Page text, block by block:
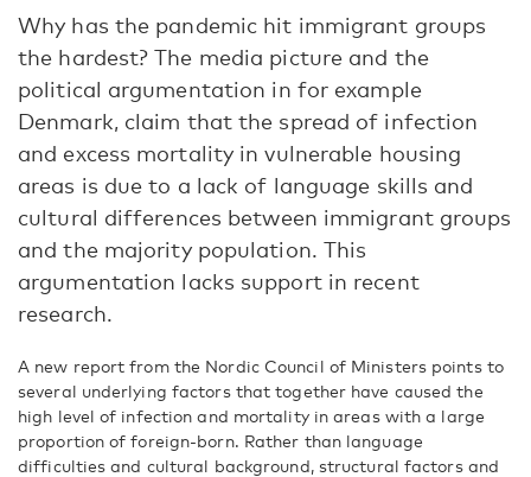
Why has the pandemic hit immigrant groups
the hardest? The media picture and the
political argumentation in for example
Denmark, claim that the spread of infection
and excess mortality in vulnerable housing
areas is due to a lack of language skills and
cultural differences between immigrant groups
and the majority population. This
argumentation lacks support in recent
research.
A new report from the Nordic Council of Ministers points to
several underlying factors that together have caused the
high level of infection and mortality in areas with a large
proportion of foreign-born. Rather than language
difficulties and cultural background, structural factors and